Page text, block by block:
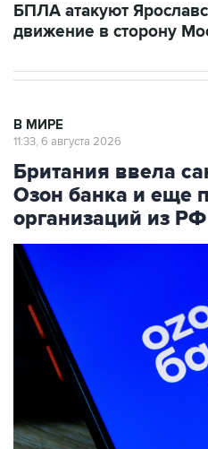
БПЛА атакуют
движение в сторону
В МИРЕ
11:33, 6 августа 2026
Британия ввела
Озон банка и еще
организаций из РФ